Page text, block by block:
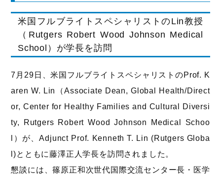
米国フルブライトスペシャリストのLin教授
（Rutgers Robert Wood Johnson Medical
School）が学長を訪問
7月29日、米国フルブライトスペシャリストのProf. K
aren W. Lin（Associate Dean, Global Health/Direct
or, Center for Healthy Families and Cultural Diversi
ty, Rutgers Robert Wood Johnson Medical Schoo
l）が、Adjunct Prof. Kenneth T. Lin (Rutgers Globa
l)とともに藤澤正人学長を訪問されました。
懇談には、篠原正和次世代国際交流センター長・医学